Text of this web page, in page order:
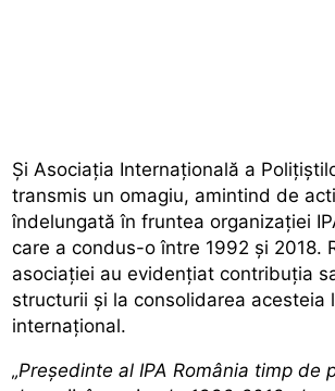
Și Asociația Internațională a
transmis un omagiu, amintind de
îndelungată în fruntea organizației
care a condus-o între 1992 și 2018.
asociației au evidențiat contribuția
structurii și la consolidarea acesteia
internațional.
„Președinte al IPA România timp de